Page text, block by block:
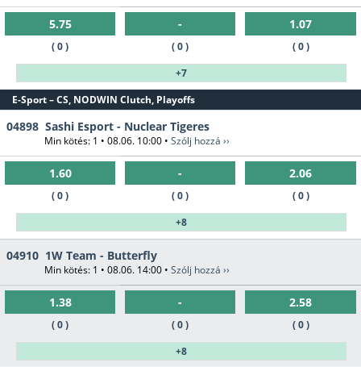
5.75
( 0 )
-
( 0 )
1.07
( 0 )
+7
E-Sport – CS, NODWIN Clutch, Playoffs
04898 Sashi Esport - Nuclear Tigeres
Min kötés: 1 • 08.06. 10:00 • Szólj hozzá ››
1.60
( 0 )
-
( 0 )
2.06
( 0 )
+8
04910 1W Team - Butterfly
Min kötés: 1 • 08.06. 14:00 • Szólj hozzá ››
1.38
( 0 )
-
( 0 )
2.58
( 0 )
+8